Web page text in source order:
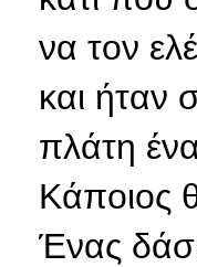
να τον
και ήταν
πλάτη
Κάποιος
Ένας